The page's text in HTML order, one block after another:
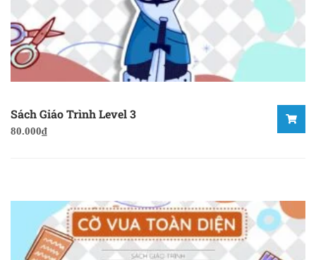
Sách Giáo Trình Level 3
80.000₫